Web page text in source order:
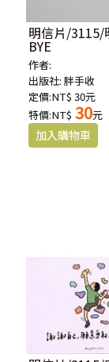
明信片/3115/
BYE
作者:
出版社:胖手收
定價:NT$ 30元
特價:NT$ 30元